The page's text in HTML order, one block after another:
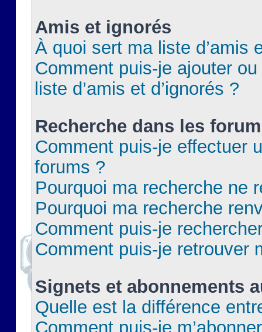
Amis et ignorés
À quoi sert ma liste d’amis
Comment puis-je ajouter
liste d’amis et d’ignorés ?
Recherche dans les
Comment puis-je effectuer
forums ?
Pourquoi ma recherche ne
Pourquoi ma recherche
Comment puis-je
Comment puis-je retrouver
Signets et abonnements
Quelle est la différence
Comment puis-je